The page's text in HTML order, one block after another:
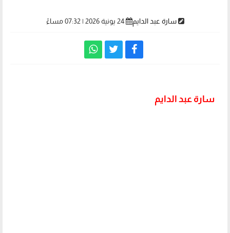
سارة عبد الدايم 24 يونية 2026 | 07:32 مساءً
سارة عبد الدايم